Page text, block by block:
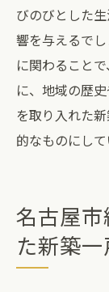
びのびとした
響を与えるで
に関わること
に、地域の歴
を取り入れた
的なものにして
名古屋
た新築